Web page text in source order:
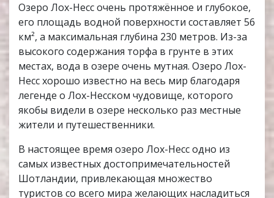
Озеро Лох-Несс очень протяжённое и глубокое,
его площадь водной поверхности составляет 56
км², а максимальная глубина 230 метров. Из-за
высокого содержания торфа в грунте в этих
местах, вода в озере очень мутная. Озеро Лох-
Несс хорошо известно на весь мир благодаря
легенде о Лох-Несском чудовище, которого
якобы видели в озере несколько раз местные
жители и путешественники.
В настоящее время озеро Лох-Несс одно из
самых известных достопримечательностей
Шотландии, привлекающая множество
туристов со всего мира желающих насладиться